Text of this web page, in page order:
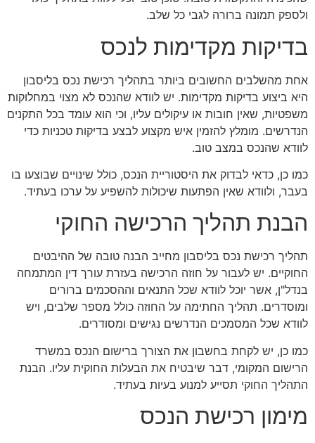
ולספק תמונה ברורה לגבי כל שלב.
בדיקות מקדימות לנכס
אחת מהשלבים החשובים ביותר בתהליך רכישת נכס בליסבון
היא ביצוע בדיקות מקדימות. יש לוודא שהנכס לא מצוי במחלוקות
משפטיות, שאין חובות או עיקולים עליו, וכי הוא עומד בכל התקנים
הנדרשים. מומלץ להזמין איש מקצוע לבצע בדיקות טכניות כדי
לוודא שהנכס במצב טוב.
כמו כן, כדאי לבדוק את היסטוריית הנכס, כולל שינויים שבוצעו בו
בעבר, ולוודא שאין הפתעות שיכולות להשפיע על ערכו בעתיד.
הבנת תהליך הרכישה החוקי
תהליך רכישת נכס בליסבון מחייב הבנה טובה של ההיבטים
החוקיים. יש לעבור על חוזה הרכישה בעזרת עורך דין המתמחה
בנדל"ן, אשר יוכל לוודא שכל התנאים וההסכמים ברורים
ומוסדרים. תהליך החתימה על החוזה כולל מספר שלבים, ויש
לוודא שכל המסמכים הנדרשים נגישים ומסודרים.
כמו כן, יש לקחת בחשבון את הצורך ברישום הנכס במשרד
הרישום המקומי, דבר שיבטיח את הבעלות החוקית עליו. הבנת
התהליך החוקי תסייע למנוע בעיות בעתיד.
מימון רכישת הנכס